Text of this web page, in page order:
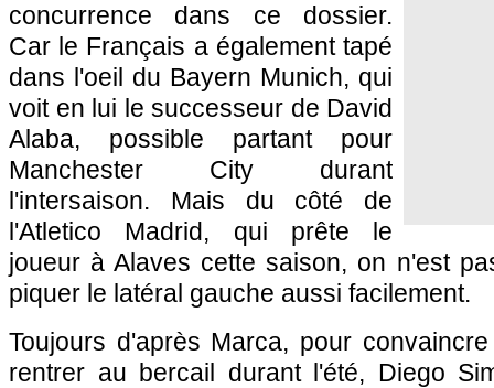
concurrence dans ce dossier.
Car le Français a également tapé
dans l'oeil du Bayern Munich, qui
voit en lui le successeur de David
Alaba, possible partant pour
Manchester City durant
l'intersaison. Mais du côté de
l'Atletico Madrid, qui prête le
joueur à Alaves cette saison, on n'est
piquer le latéral gauche aussi facilement.
Toujours d'après Marca, pour
rentrer au bercail durant l'été, Diego